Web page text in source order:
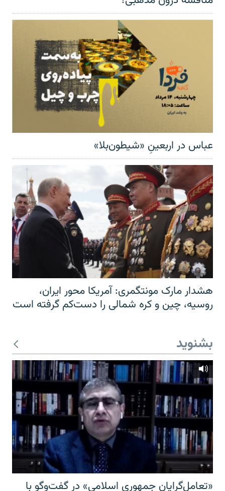
عباس در اربعینِ «شیطون‌بلا»
هشدار مارک مونتگمری: آمریکا محور ایران،
روسیه، چین و کره شمالی را دست‌کم گرفته است
بشنوید
«تعامل‌گرایان جمهوری اسلامی» در گفت‌وگو با